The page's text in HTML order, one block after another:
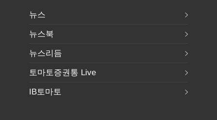
뉴스
뉴스북
뉴스리듬
토마토증권통 Live
IB토마토